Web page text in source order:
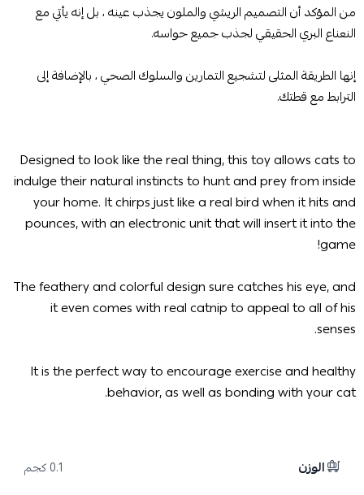
من المؤكد أن التصميم الريشي والملون يجذب عينه ، بل إنه يأتي مع
النعناع البري الحقيقي لجذب جميع حواسه.
إنها الطريقة المثلى لتشجيع التمارين والسلوك الصحي ، بالإضافة إلى
الترابط مع قطتك.
Designed to look like the real thing, this toy allows cats to
indulge their natural instincts to hunt and prey from inside
your home. It chirps just like a real bird when it hits and
pounces, with an electronic unit that will insert it into the
game!
The feathery and colorful design sure catches his eye, and
it even comes with real catnip to appeal to all of his
senses.
It is the perfect way to encourage exercise and healthy
behavior, as well as bonding with your cat.
الوزن 0.1 كجم